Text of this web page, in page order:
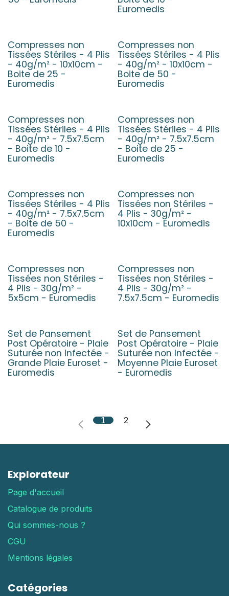
Euromedis
Compresses non
Tissées Stériles - 4 Plis
- 40g/m² - 10x10cm -
Boite de 25 -
Euromedis
Compresses non
Tissées Stériles - 4 Plis
- 40g/m² - 10x10cm -
Boite de 50 -
Euromedis
Compresses non
Tissées Stériles - 4 Plis
- 40g/m² - 7.5x7.5cm
- Boite de 10 -
Euromedis
Compresses non
Tissées Stériles - 4 Plis
- 40g/m² - 7.5x7.5cm
- Boite de 25 -
Euromedis
Compresses non
Tissées Stériles - 4 Plis
- 40g/m² - 7.5x7.5cm
- Boite de 50 -
Euromedis
Compresses non
Tissées non Stériles -
4 Plis - 30g/m² -
10x10cm - Euromedis
Compresses non
Tissées non Stériles -
4 Plis - 30g/m² -
5x5cm - Euromedis
Compresses non
Tissées non Stériles -
4 Plis - 30g/m² -
7.5x7.5cm - Euromedis
Set de Pansement
Post Opératoire - Plaie
Suturée non Infectée -
Grande Plaie Euroset -
Euromedis
Set de Pansement
Post Opératoire - Plaie
Suturée non Infectée -
Moyenne Plaie Euroset
- Euromedis
1 2
Explorateur
Page d'accueil
Catalogue de produits
Qui sommes-nous ?
CGU
Mentions légales
Catégories